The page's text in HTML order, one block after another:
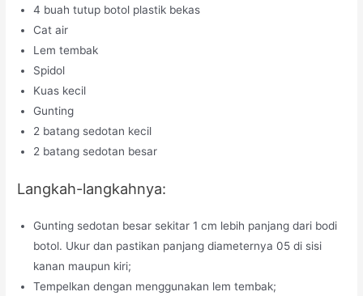
4 buah tutup botol plastik bekas
Cat air
Lem tembak
Spidol
Kuas kecil
Gunting
2 batang sedotan kecil
2 batang sedotan besar
Langkah-langkahnya:
Gunting sedotan besar sekitar 1 cm lebih panjang dari bodi
botol. Ukur dan pastikan panjang diameternya 05 di sisi
kanan maupun kiri;
Tempelkan dengan menggunakan lem tembak;